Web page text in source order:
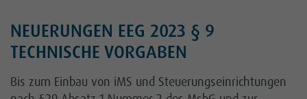
NEUERUNGEN EEG 2023 § 9
TECHNISCHE VORGABEN
Bis zum Einbau von iMS und Steuerungseinrichtungen